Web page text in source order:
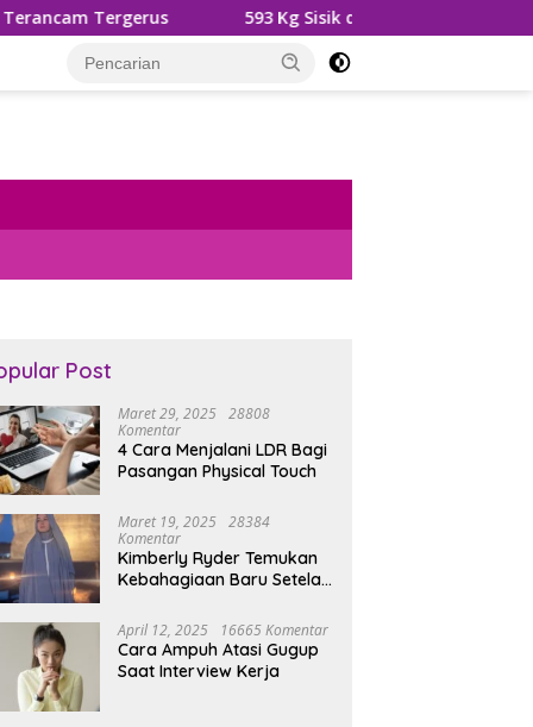
593 Kg Sisik dan Kuku Trenggiling Diamankan, 2
Post
Maret 29, 2025
28808
Komentar
4 Cara Menjalani LDR Bagi
Pasangan Physical Touch
Maret 19, 2025
28384
Komentar
Kimberly Ryder Temukan
Kebahagiaan Baru Setelah
April 12, 2025 16665 Komentar
Cara Ampuh Atasi Gugup
Saat Interview Kerja